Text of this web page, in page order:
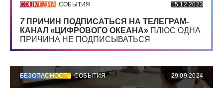
СОЦМЕДИА СОБЫТИЯ 15.12.2023
7 ПРИЧИН ПОДПИСАТЬСЯ НА ТЕЛЕГРАМ-
КАНАЛ «ЦИФРОВОГО ОКЕАНА» ПЛЮС ОДНА
ПРИЧИНА НЕ ПОДПИСЫВАТЬСЯ
БЕЗОПАСНОСТЬ СОБЫТИЯ 29.09.2024